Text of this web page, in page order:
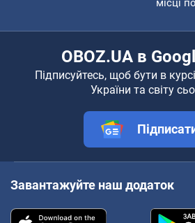
місці
OBOZ.UA в
Підписуйтесь, щоб бути в
України та світу
Завантажуйте наш додаток